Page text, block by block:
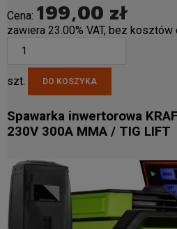
Cena: 199,00 zł
zawiera 23.00% VAT, bez
szt. DO KOSZYKA
Spawarka inwertorowa
230V 300A MMA / TIG LIFT